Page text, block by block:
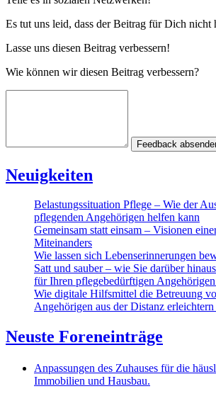
Es tut uns leid, dass der Beitrag für Dich
Lasse uns diesen Beitrag verbessern!
Wie können wir diesen Beitrag verbessern?
Feedback
Neuigkeiten
Belastungssituation Pflege – Wie der
pflegenden Angehörigen helfen kann
Gemeinsam statt einsam – Visionen
Miteinanders
Wie lassen sich Lebenserinnerungen
Satt und sauber – wie Sie darüber
für Ihren pflegebedürftigen
Wie digitale Hilfsmittel die Betreuung
Angehörigen aus der Distanz
Neuste Foreneinträge
Anpassungen des Zuhauses für die
Immobilien und Hausbau.